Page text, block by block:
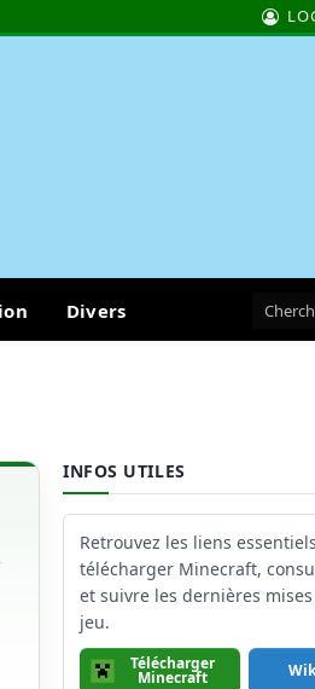
Divers
INFOS UTILES
Retrouvez les liens
télécharger Minecraft,
et suivre les dernières
jeu.
Télécharger
Minecraft